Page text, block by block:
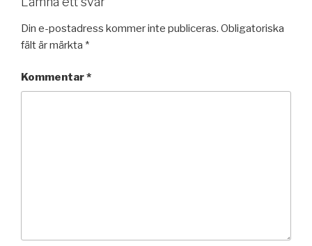
Din e-postadress kommer inte publiceras. Obligatoriska
fält är märkta *
Kommentar*